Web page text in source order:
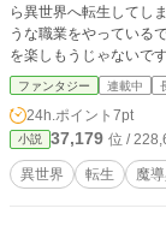
ら異世界へ転生してし
うな職業をやっている
を楽しもうじゃないですか！！ そんなこんなで主人公が色ん
きます。 知識チートで大儲けしちゃう？ 魔導具で最強目指しちゃう？ それ
ファンタジー 連載中
24h.ポイント 7pt
小説 37,179 位 /
異世界 転生 魔